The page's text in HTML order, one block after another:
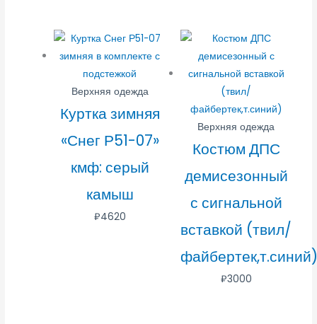
Верхняя одежда
Куртка зимняя
«Снег Р51-07»
кмф: серый
камыш
₽4620
Верхняя одежда
Костюм ДПС
демисезонный
с сигнальной
вставкой (твил/
файбертек,т.синий)
₽3000